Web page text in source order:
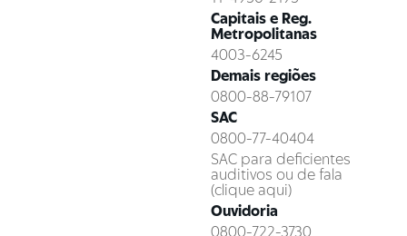
Capitais e Reg.
Metropolitanas
4003-6245
Demais regiões
0800-88-79107
SAC
0800-77-40404
SAC para deficientes
auditivos ou de fala
(clique aqui)
Ouvidoria
0800-722-3730